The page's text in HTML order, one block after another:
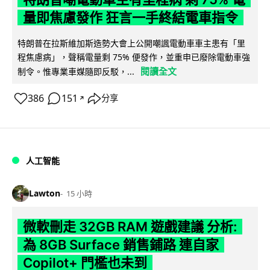
量即焦慮發作 狂言一手終結電車指令
特朗普在拉斯維加斯造勢大會上公開嘲諷電動車車主患有「里
程焦慮病」，聲稱電量剩 75% 便發作，並重申已廢除電動車強
制令。惟專業車媒隨即反駁，...
閱讀全文
386 151 ↗ 分享
人工智能
Lawton 15 小時
微軟刪走 32GB RAM 遊戲建議 分析:
為 8GB Surface 銷售鋪路 連自家
Copilot+ 門檻也未到